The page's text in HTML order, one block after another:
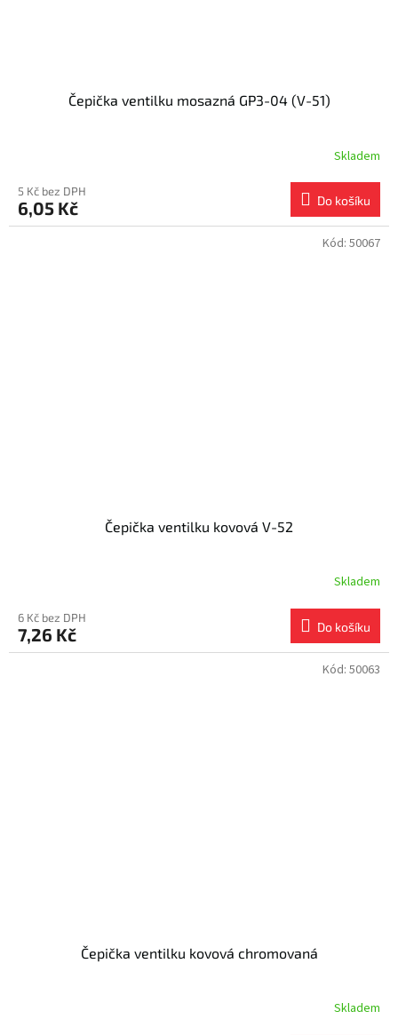
Čepička ventilku mosazná GP3-04 (V-51)
Skladem
5 Kč bez DPH
6,05 Kč Do košíku
Čepička ventilku kovová V-52
Skladem
6 Kč bez DPH
7,26 Kč Do košíku
Kód: 50067
Čepička ventilku kovová chromovaná
Skladem
Kód: 50063